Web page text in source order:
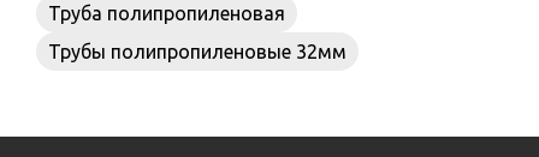
Труба полипропиленовая
Трубы полипропиленовые 32мм